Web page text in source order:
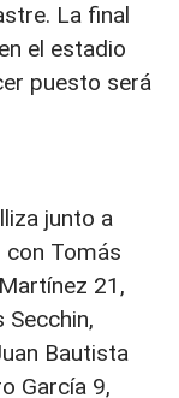
La final
el estadio
puesto será
junto a
con Tomás
21,
Secchin,
Bautista
García 9,